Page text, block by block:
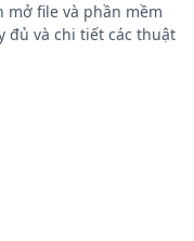
file và phần mềm
đủ và chi tiết các thuật